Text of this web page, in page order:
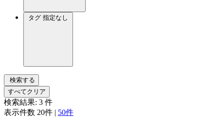
タグ 指定なし
検索する
すべてクリア
検索結果: 3 件
表示件数 20件 | 50件